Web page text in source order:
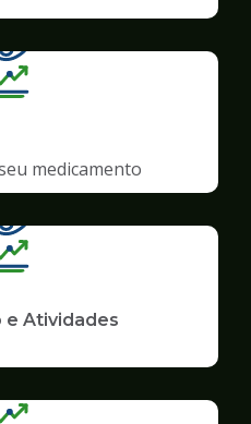
medicamento
e Atividades